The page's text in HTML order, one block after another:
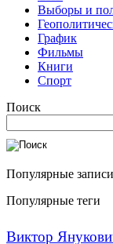
Выборы и
График
Фильмы
Книги
Спорт
Поиск
Популярные записи
Популярные теги
Виктор